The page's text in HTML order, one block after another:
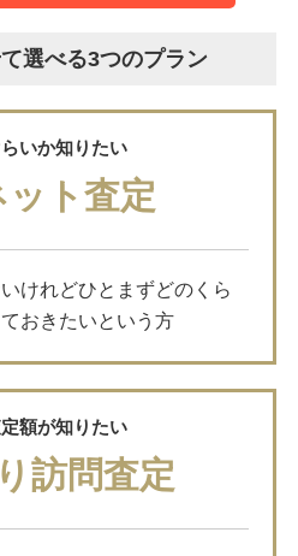
選べる3つのプラン
いか知りたい
ト査定
けれどひとまずどのくら
おきたいという方
額が知りたい
訪問査定